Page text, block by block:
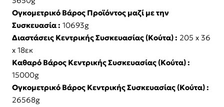
Ογκομετρικό Βάρος Προϊόντος μαζί με την
Συσκευασία : 10693g
Διαστάσεις Κεντρικής Συσκευασίας (Κούτα) : 205 x 36
x 18εκ
Καθαρό Βάρος Κεντρικής Συσκευασίας (Κούτα) :
15000g
Ογκομετρικό Βάρος Κεντρικής Συσκευασίας (Κούτα) :
26568g